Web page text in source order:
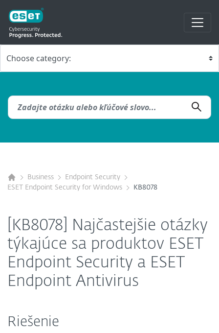
Business
Endpoint Security
ESET Endpoint Security for Windows
KB8078
[KB8078] Najčastejšie otázky
týkajúce sa produktov ESET
Endpoint Security a ESET
Endpoint Antivirus
Riešenie